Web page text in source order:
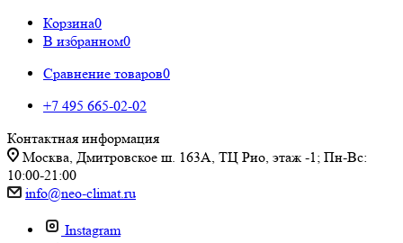
Корзина0
В избранном0
Сравнение товаров0
+7 495 665-02-02
Контактная информация
Москва, Дмитровское ш. 163А, ТЦ Рио, этаж -1; Пн-Вс:
10:00-21:00
info@neo-climat.ru
Instagram